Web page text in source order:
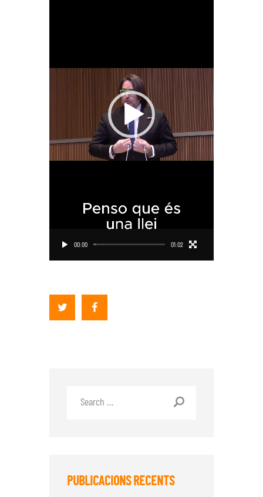
00:00 01:02
PUBLICACIONS RECENTS